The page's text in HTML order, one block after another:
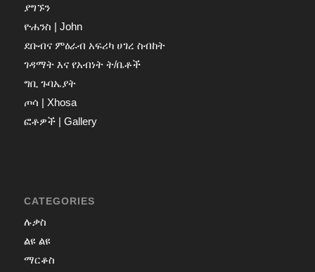
ያግኙን
ዮሐንስ | John
ደቡብና ምዕራብ አፍሪካ ሀገረ ስብከት
ገዳማት እና የአብነት ት/ቤቶች
ግቢ ጉባኤያት
ጦሳ | Xhosa
ፎቶዎች | Gallery
CATEGORIES
ሉቃስ
ልዩ ልዩ
ማርቆስ